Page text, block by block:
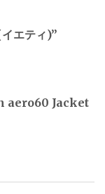
エティ)”
aero60 Jacket